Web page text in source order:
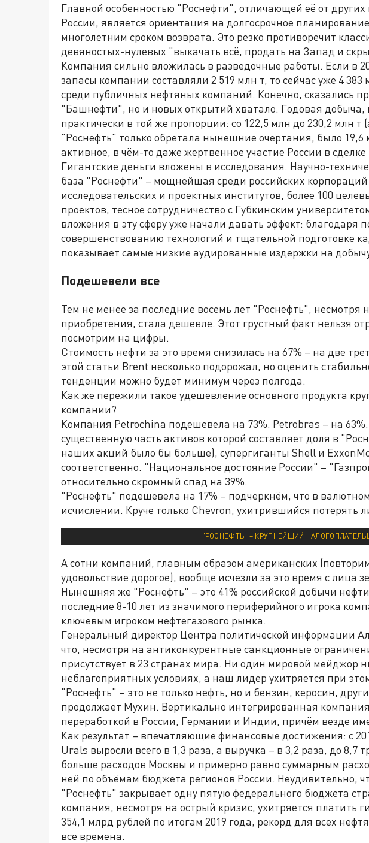
Главной особенностью "Роснефти", отличающей её от
России, является ориентация на долгосрочное
многолетним сроком возврата. Это резко противоречит
девяностых-нулевых "выкачать всё, продать на Запад и
Компания сильно вложилась в разведочные работы. Если в
запасы компании составляли 2 519 млн т, то сейчас уже 4 383
среди публичных нефтяных компаний. Конечно, сказались
"Башнефти", но и новых открытий хватало. Годовая добыча,
практически в той же пропорции: со 122,5 млн до 230,2 млн т
"Роснефть" только обретала нынешние очертания, было 19,6
активное, в чём-то даже жертвенное участие России в
Гигантские деньги вложены в исследования. Научно-
база "Роснефти" – мощнейшая среди российских корпораций
исследовательских и проектных институтов, более 100
проектов, тесное сотрудничество с Губкинским
вложения в эту сферу уже начали давать эффект: благодаря
совершенствованию технологий и тщательной подготовке
показывает самые низкие аудированные издержки на
Подешевели все
Тем не менее за последние восемь лет "Роснефть", несмотря
приобретения, стала дешевле. Этот грустный факт нельзя
посмотрим на цифры.
Стоимость нефти за это время снизилась на 67% – на две
этой статьи Brent несколько подорожал, но оценить
тенденции можно будет минимум через полгода.
Как же пережили такое удешевление основного продукта
компании?
Компания Petrochina подешевела на 73%. Petrobras – на 63%.
существенную часть активов которой составляет доля в
наших акций было бы больше), супергиганты Shell и
соответственно. "Национальное достояние России" –
относительно скромный спад на 39%.
"Роснефть" подешевела на 17% – подчеркнём, что в
исчислении. Круче только Chevron, ухитрившийся потерять
"РОСНЕФТЬ" – КРУПНЕЙШИЙ
А сотни компаний, главным образом американских
удовольствие дорогое), вообще исчезли за это время с лица
Нынешняя же "Роснефть" – это 41% российской добычи
последние 8-10 лет из значимого периферийного игрока
ключевым игроком нефтегазового рынка.
Генеральный директор Центра политической информации
что, несмотря на антиконкурентные санкционные
присутствует в 23 странах мира. Ни один мировой мейджор
неблагоприятных условиях, а наш лидер ухитряется при
"Роснефть" – это не только нефть, но и бензин, керосин,
продолжает Мухин. Вертикально интегрированная
переработкой в России, Германии и Индии, причём везде
Как результат – впечатляющие финансовые достижения: с
Urals выросли всего в 1,3 раза, а выручка – в 3,2 раза, до 8,7
больше расходов Москвы и примерно равно суммарным
ней по объёмам бюджета регионов России. Неудивительно,
"Роснефть" закрывает одну пятую федерального бюджета
компания, несмотря на острый кризис, ухитряется платить
354,1 млрд рублей по итогам 2019 года, рекорд для всех
все времена.